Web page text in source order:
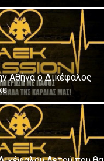
Αθήνα ο Δικέφαλος